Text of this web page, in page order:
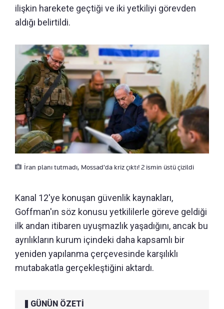
ilişkin harekete geçtiği ve iki yetkiliyi görevden
aldığı belirtildi.
İran planı tutmadı, Mossad'da kriz çıktı! 2 ismin üstü çizildi
Kanal 12'ye konuşan güvenlik kaynakları,
Goffman'ın söz konusu yetkililerle göreve geldiği
ilk andan itibaren uyuşmazlık yaşadığını, ancak bu
ayrılıkların kurum içindeki daha kapsamlı bir
yeniden yapılanma çerçevesinde karşılıklı
mutabakatla gerçekleştiğini aktardı.
GÜNÜN ÖZETİ